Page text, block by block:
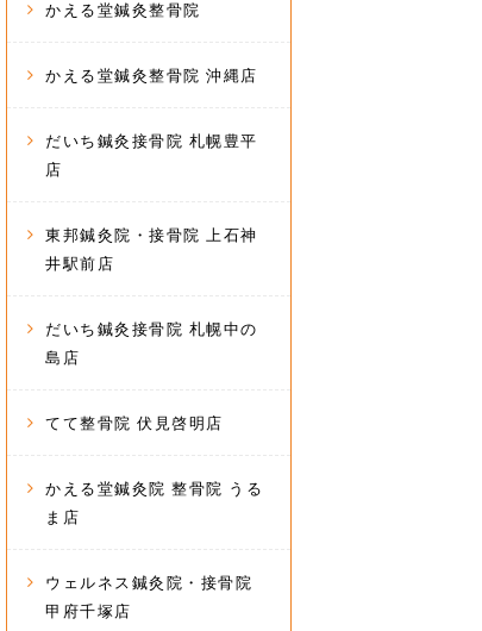
かえる堂鍼灸整骨院
かえる堂鍼灸整骨院 沖縄店
だいち鍼灸接骨院 札幌豊平
店
東邦鍼灸院・接骨院 上石神
井駅前店
だいち鍼灸接骨院 札幌中の
島店
てて整骨院 伏見啓明店
かえる堂鍼灸院 整骨院 うる
ま店
ウェルネス鍼灸院・接骨院
甲府千塚店